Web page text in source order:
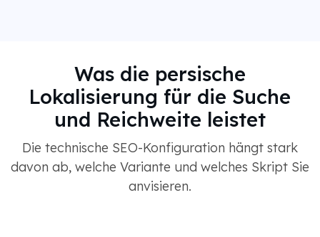
Was die persische
Lokalisierung für die Suche
und Reichweite leistet
Die technische SEO-Konfiguration hängt stark
davon ab, welche Variante und welches Skript Sie
anvisieren.